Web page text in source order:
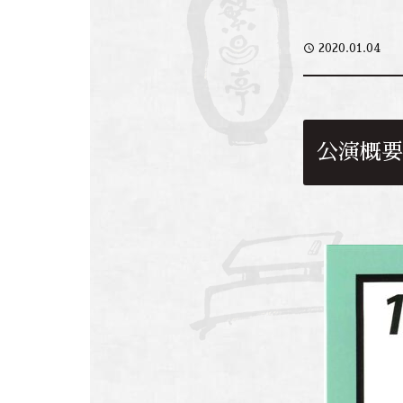
access_time 2020.01.04
公演概要